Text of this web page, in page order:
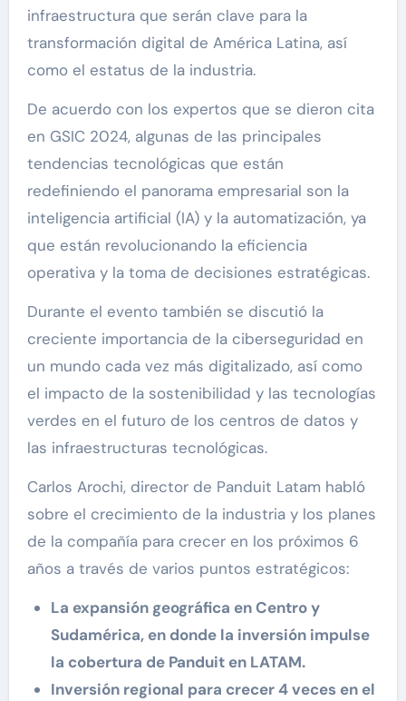
infraestructura que serán clave para la
transformación digital de América Latina, así
como el estatus de la industria.
De acuerdo con los expertos que se dieron cita
en GSIC 2024, algunas de las principales
tendencias tecnológicas que están
redefiniendo el panorama empresarial son la
inteligencia artificial (IA) y la automatización, ya
que están revolucionando la eficiencia
operativa y la toma de decisiones estratégicas.
Durante el evento también se discutió la
creciente importancia de la ciberseguridad en
un mundo cada vez más digitalizado, así como
el impacto de la sostenibilidad y las tecnologías
verdes en el futuro de los centros de datos y
las infraestructuras tecnológicas.
Carlos Arochi, director de Panduit Latam habló
sobre el crecimiento de la industria y los planes
de la compañía para crecer en los próximos 6
años a través de varios puntos estratégicos:
La expansión geográfica en Centro y
Sudamérica, en donde la inversión impulse
la cobertura de Panduit en LATAM.
Inversión regional para crecer 4 veces en el